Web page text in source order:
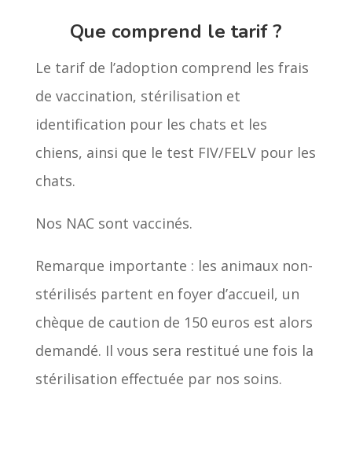
Que comprend le tarif ?
Le tarif de l’adoption comprend les frais
de vaccination, stérilisation et
identification pour les chats et les
chiens, ainsi que le test FIV/FELV pour les
chats.
Nos NAC sont vaccinés.
Remarque importante : les animaux non-
stérilisés partent en foyer d’accueil, un
chèque de caution de 150 euros est alors
demandé. Il vous sera restitué une fois la
stérilisation effectuée par nos soins.